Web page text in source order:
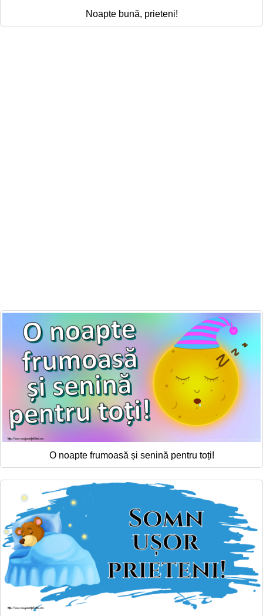
Noapte bună, prieteni!
O noapte frumoasă și senină pentru toți!